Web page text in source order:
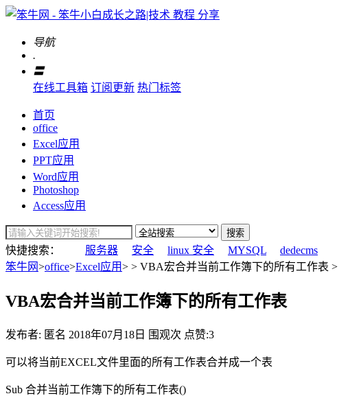
导航
.
〓
在线工具箱 订阅更新 热门标签
首页
office
Excel应用
PPT应用
Word应用
Photoshop
Access应用
搜索
快捷搜索： 服务器 安全 linux 安全 MYSQL
dedecms
笨牛网>office>Excel应用> > VBA宏合并当前工作簿下的所有工作表 >
VBA宏合并当前工作簿下的所有工作表
发布者: 匿名 2018年07月18日 围观次 点赞:3
可以将当前EXCEL文件里面的所有工作表合并成一个表
Sub 合并当前工作簿下的所有工作表()